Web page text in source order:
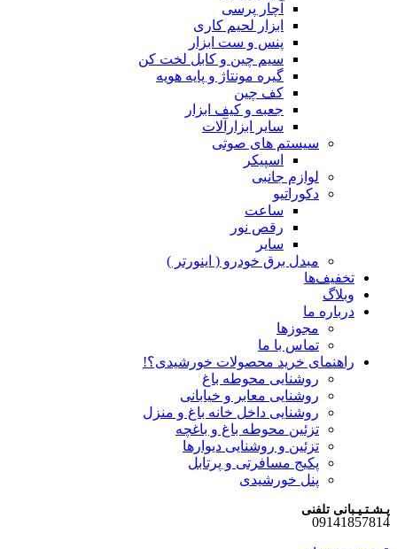
آچار پرسی
ابزار لحیم کاری
پنس و ست ابزار
سیم چین و کابل لخت کن
گیره مونتاژ و پایه هویه
کف چین
جعبه و کیف ابزار
سایر ابزارآلات
سیستم های صوتی
اسپیکر
لوازم جانبی
دکوراتیو
ساعت
رقص نور
سایر
مبدل برق خودرو ( اینورتر )
تخفیف‌ها
وبلاگ
درباره ما
مجوزها
تماس با ما
راهنمای خرید محصولات خورشیدی؟!
روشنایی محوطه باغ
روشنایی معابر و خیابانی
روشنایی داخل خانه باغ و منزل
تزئین محوطه باغ و باغچه
تزئین و روشنایی دیوارها
پکیج مسافرتی و پرتابل
پنل خورشیدی
پـشـتـیـبانی تلفنی
09141857814